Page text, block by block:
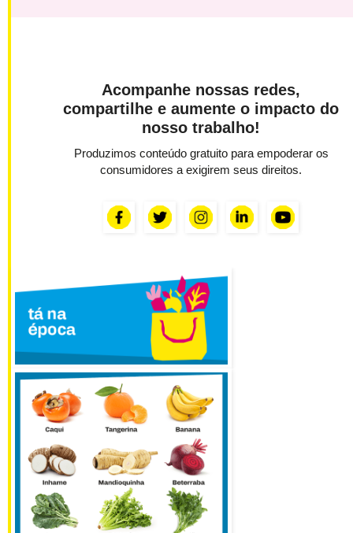
Acompanhe nossas redes,
compartilhe e aumente o impacto do
nosso trabalho!
Produzimos conteúdo gratuito para empoderar os
consumidores a exigirem seus direitos.